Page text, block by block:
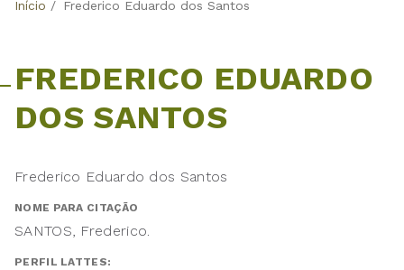
Início / Frederico Eduardo dos Santos
FREDERICO EDUARDO
DOS SANTOS
Frederico Eduardo dos Santos
NOME PARA CITAÇÃO
SANTOS, Frederico.
PERFIL LATTES: